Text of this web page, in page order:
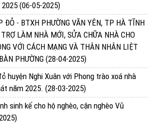
(06-05-2025)
ĐỎ - BTXH PHƯỜNG VĂN YÊN, TP HÀ TĨNH
LÀM NHÀ MỚI, SỬA CHỮA NHÀ CHO
VỚI CÁCH MẠNG VÀ THÂN NHÂN LIỆT
PHƯỜNG (28-04-2025)
huyện Nghi Xuân với Phong trào xoá nhà
năm 2025. (28-03-2025)
sinh kế cho hộ nghèo, cận nghèo Vũ